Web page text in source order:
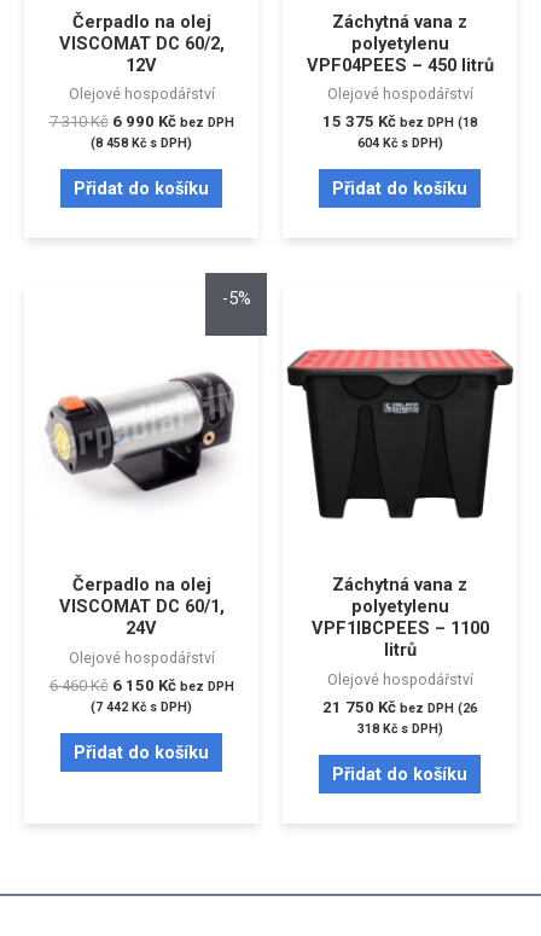
Čerpadlo na olej
VISCOMAT DC 60/2,
12V
Olejové hospodářství
7 310Kč 6 990 Kč bez DPH
(8 458 Kč s DPH)
Přidat do košíku
Záchytná vana z
polyetylenu
VPF04PEES – 450 litrů
Olejové hospodářství
15 375 Kč bez DPH (18
604 Kčs DPH)
Přidat do košíku
-5%
Čerpadlo na olej
VISCOMAT DC 60/1,
24V
Olejové hospodářství
6 460Kč 6 150 Kč bez DPH
(7 442Kč s DPH)
Přidat do košíku
Záchytná vana z
polyetylenu
VPF1IBCPEES – 1100
litrů
Olejové hospodářství
21 750 Kč bez DPH (26
318 Kčs DPH)
Přidat do košíku